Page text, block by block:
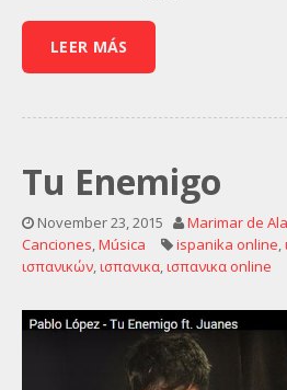
LEER MÁS
Tu Enemigo
November 23, 2015 Marimar de
Canciones,Música ispanika online,
ισπανικών,ισπανικα,ισπανικα online